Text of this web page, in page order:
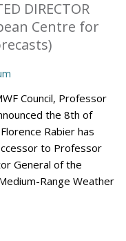
DIRECTOR
Centre for
Council, Professor
the 8th of
Rabier has
to Professor
General of the
Range Weather